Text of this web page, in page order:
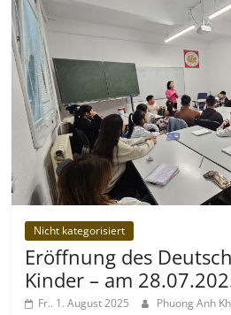
Nicht kategorisiert
Eröffnung des
Kinder – am
Fr.. 1. August 2025 Phuong Anh